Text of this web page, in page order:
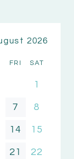
2026
FRI SAT
1
7 8
14 15
21 22